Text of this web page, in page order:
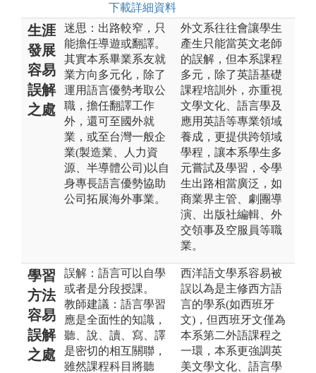
下載詳細資料
生涯
發展
容易
誤解
之處
迷思：出路較窄，只
能擔任導遊或翻譯。
其實本系畢業系友就
業方向多元化，除了
運用語言優勢考取公
職，擔任翻譯工作
外，還可至國外就
業，或至台灣一般企
業(製造業、人力資
源、半導體公司)以自
身專長語言優勢協助
公司拓展海外事業。
外文系往往會讓學生
產生只能當英文老師
的誤解，但本系課程
多元，除了英語基礎
課程培訓外，亦重視
文學文化、語言學及
應用英語等專業領域
養成，更提供跨領域
學程，讓本系學生多
元嘗試及學習，令學
生出路相當廣泛，如
商業界主管、劇團導
演、出版社編輯、外
交領事及空服員等職
業。
學習
方法
容易
誤解
之處
誤解：語言可以自學
或者是分段授課。
教師建議：語言學習
應是全面性的知識，
聽、說、讀、寫、譯
是密切的相互關聯，
雖然課程科目將聽
西洋語文學系容易被
誤以為是主修西方語
言的學系(如西班牙
文)，但西班牙文僅為
本系第二外語課程之
一環，本系更強調英
美文學文化、語言學